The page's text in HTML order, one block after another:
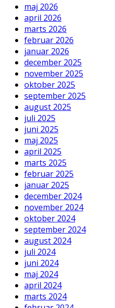
maj 2026
april 2026
marts 2026
februar 2026
januar 2026
december 2025
november 2025
oktober 2025
september 2025
august 2025
juli 2025
juni 2025
maj 2025
april 2025
marts 2025
februar 2025
januar 2025
december 2024
november 2024
oktober 2024
september 2024
august 2024
juli 2024
juni 2024
maj 2024
april 2024
marts 2024